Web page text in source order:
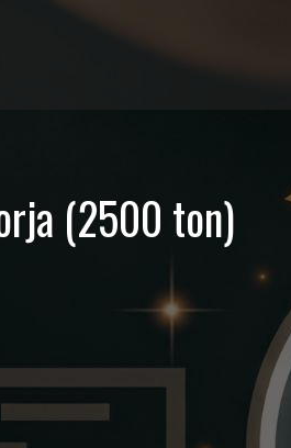
(2500 ton)